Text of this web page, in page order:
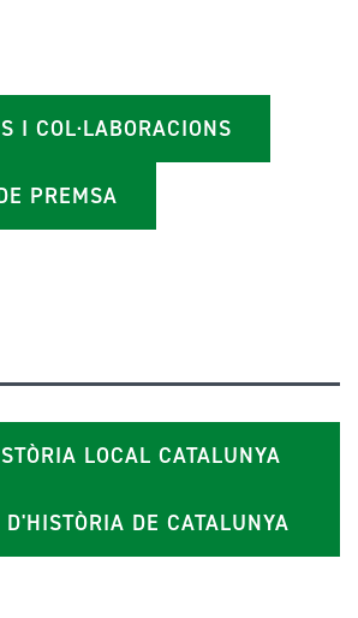
I COL·LABORACIONS
PREMSA
LOCAL CATALUNYA
DE CATALUNYA